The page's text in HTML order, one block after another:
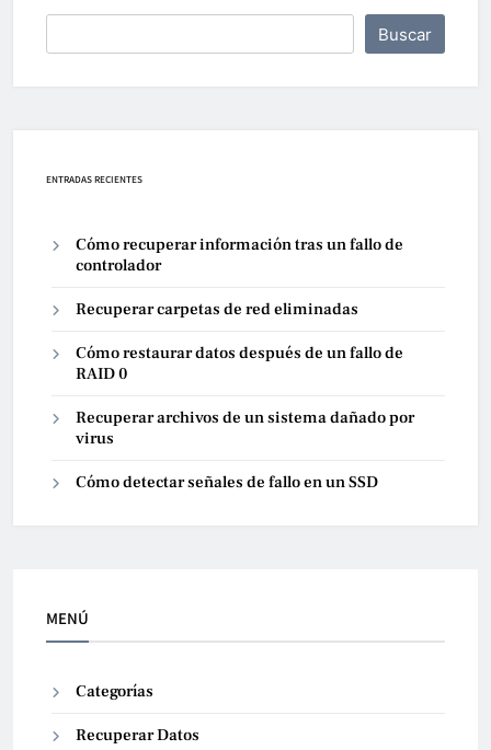
Buscar
ENTRADAS RECIENTES
Cómo recuperar información tras un fallo de
controlador
Recuperar carpetas de red eliminadas
Cómo restaurar datos después de un fallo de
RAID 0
Recuperar archivos de un sistema dañado por
virus
Cómo detectar señales de fallo en un SSD
MENÚ
Categorías
Recuperar Datos